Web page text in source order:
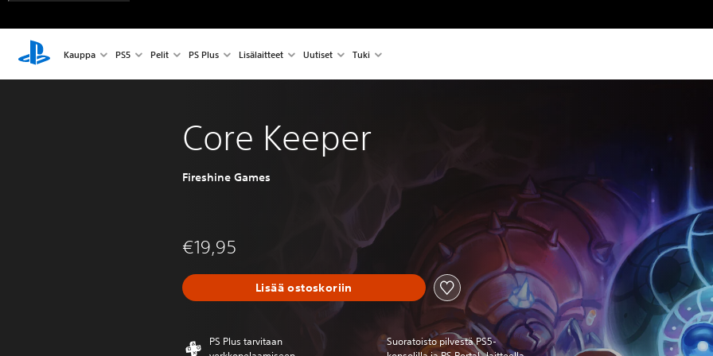
Kauppa PS5 Pelit PS Plus Lisälaitteet Uutiset Tuki
Core Keeper
Fireshine Games
€19,95
Lisää ostoskoriin
PS Plus tarvitaan
Suoratoisto pilvestä PS5-